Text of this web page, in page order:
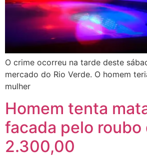
O crime ocorreu na tarde deste
mercado do Rio Verde. O homem
mulher
Homem tenta
facada pelo roubo
2.300,00